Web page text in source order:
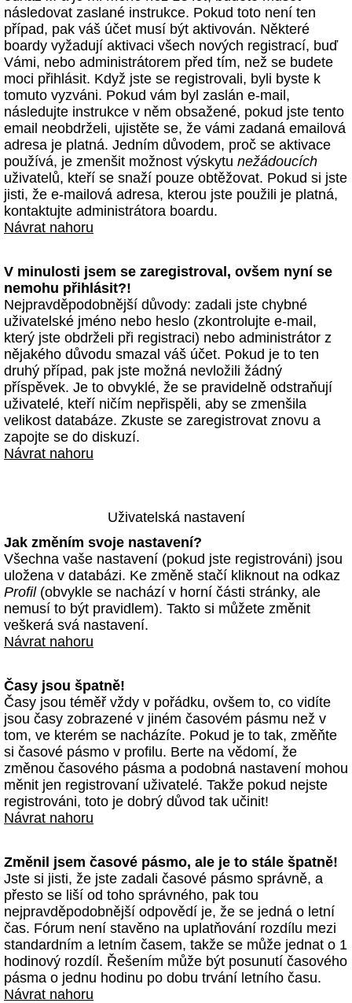
následovat zaslané instrukce. Pokud toto není ten
případ, pak váš účet musí být aktivován. Některé
boardy vyžadují aktivaci všech nových registrací, buď
Vámi, nebo administrátorem před tím, než se budete
moci přihlásit. Když jste se registrovali, byli byste k
tomuto vyzváni. Pokud vám byl zaslán e-mail,
následujte instrukce v něm obsažené, pokud jste tento
email neobdrželi, ujistěte se, že vámi zadaná emailová
adresa je platná. Jedním důvodem, proč se aktivace
používá, je zmenšit možnost výskytu nežádoucích
uživatelů, kteří se snaží pouze obtěžovat. Pokud si jste
jisti, že e-mailová adresa, kterou jste použili je platná,
kontaktujte administrátora boardu.
Návrat nahoru
V minulosti jsem se zaregistroval, ovšem nyní se
nemohu přihlásit?!
Nejpravděpodobnější důvody: zadali jste chybné
uživatelské jméno nebo heslo (zkontrolujte e-mail,
který jste obdrželi při registraci) nebo administrátor z
nějakého důvodu smazal váš účet. Pokud je to ten
druhý případ, pak jste možná nevložili žádný
příspěvek. Je to obvyklé, že se pravidelně odstraňují
uživatelé, kteří ničím nepřispěli, aby se zmenšila
velikost databáze. Zkuste se zaregistrovat znovu a
zapojte se do diskuzí.
Návrat nahoru
Uživatelská nastavení
Jak změním svoje nastavení?
Všechna vaše nastavení (pokud jste registrováni) jsou
uložena v databázi. Ke změně stačí kliknout na odkaz
Profil(obvykle se nachází v horní části stránky, ale
nemusí to být pravidlem). Takto si můžete změnit
veškerá svá nastavení.
Návrat nahoru
Časy jsou špatně!
Časy jsou téměř vždy v pořádku, ovšem to, co vidíte
jsou časy zobrazené v jiném časovém pásmu než v
tom, ve kterém se nacházíte. Pokud je to tak, změňte
si časové pásmo v profilu. Berte na vědomí, že
změnou časového pásma a podobná nastavení mohou
měnit jen registrovaní uživatelé. Takže pokud nejste
registrováni, toto je dobrý důvod tak učinit!
Návrat nahoru
Změnil jsem časové pásmo, ale je to stále špatně!
Jste si jisti, že jste zadali časové pásmo správně, a
přesto se liší od toho správného, pak tou
nejpravděpodobnější odpovědí je, že se jedná o letní
čas. Fórum není stavěno na uplatňování rozdílu mezi
standardním a letním časem, takže se může jednat o 1
hodinový rozdíl. Řešením může být posunutí časového
pásma o jednu hodinu po dobu trvání letního času.
Návrat nahoru